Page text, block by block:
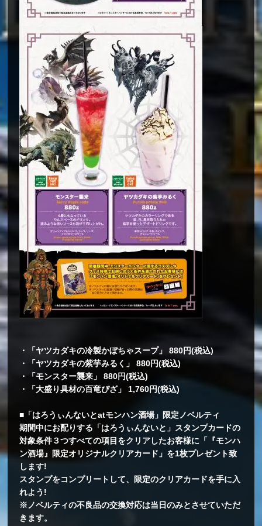
・「ヤツカダキの冷製かぼちゃスープ」 880円(税込)
・「ヤツカダキの紫芋みるく」 880円(税込)
・「モンスター襲来」 880円(税込)
・「大盛り具材の百竜ぴざ」 1,760円(税込)
■「はろうぃんないとatモンハン酒場」限定ノベルティ
期間中にお配りする「はろうぃんないと」スタンプカードの
対象条件３つすべての項目をクリアしたお客様に「『モンハ
ン酒場』限定オリジナルクリアカード」を1枚プレゼント致
します!
スタンプをコンプリートして、限定のクリアカードを手に入
れよう!
※ノベルティの不良品の交換対応は当日のみとさせていただ
きます。